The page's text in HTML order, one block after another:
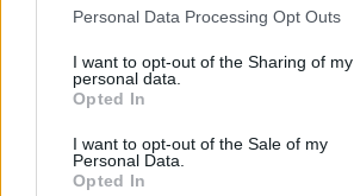
Personal Data Processing Opt Outs
I want to opt-out of the Sharing of my
personal data.
Opted In
I want to opt-out of the Sale of my
Personal Data.
Opted In